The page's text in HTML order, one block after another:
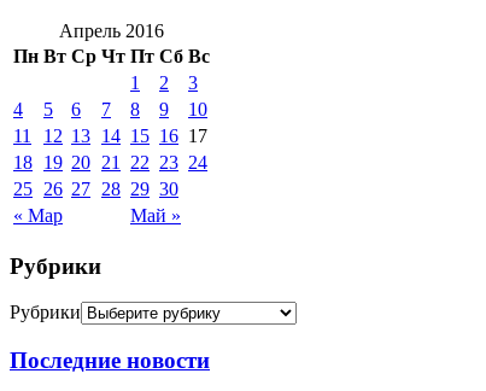
Апрель 2016
Пн Вт Ср Чт Пт Сб Вс
« Мар Май »
1 2
3
4
5 6 7 8 9
10
11
12 13 14 15 16 17
18 19 20 21 22 23 24
25 26 27 28 29 30
Рубрики
Рубрики
Последние новости